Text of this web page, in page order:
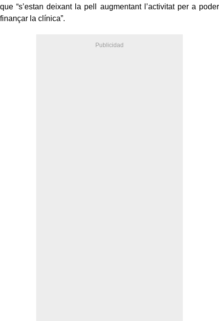
que “s’estan deixant la pell augmentant l’activitat per a poder
finançar la clínica”.